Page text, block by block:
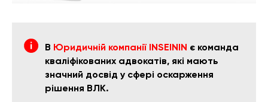
В Юридичній компанії INSEININ є команда
кваліфікованих адвокатів, які мають
значний досвід у сфері оскарження
рішення ВЛК.